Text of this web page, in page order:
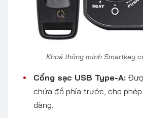
Khoá thông minh Smartkey
Cổng sạc USB Type-A:
chứa đồ phía trước, cho
dàng.